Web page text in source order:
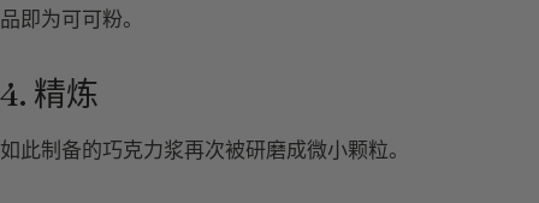
品即为可可粉。
4. 精炼
如此制备的巧克力浆再次被研磨成微小颗粒。